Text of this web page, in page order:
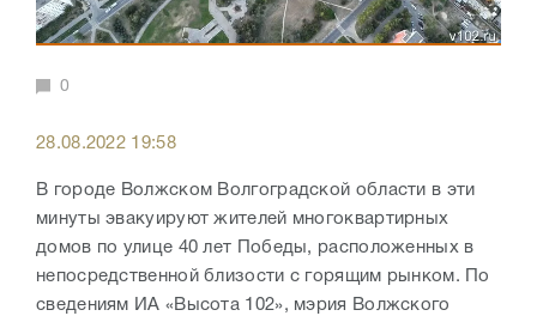
0
28.08.2022 19:58
В городе Волжском Волгоградской области в эти
минуты эвакуируют жителей многоквартирных
домов по улице 40 лет Победы, расположенных в
непосредственной близости с горящим рынком. По
сведениям ИА «Высота 102», мэрия Волжского